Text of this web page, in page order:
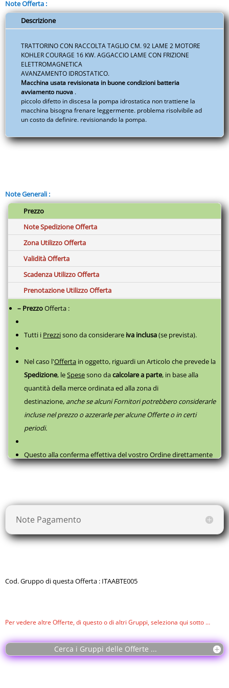
Fai
te
ITAABTE005.S001.A001
quantità
Note Offerta :
Descrizione
TRATTORINO CON RACCOLTA TAGLIO CM. 92 LAME 2 MOTORE
KOHLER COURAGE 16 KW. AGGACCIO LAME CON FRIZIONE
ELETTROMAGNETICA
AVANZAMENTO IDROSTATICO.
Macchina usata revisionata in buone condizioni batteria
avviamento nuova .
piccolo difetto in discesa la pompa idrostatica non trattiene la
macchina bisogna frenare leggermente. problema risolvibile ad
un costo da definire. revisionando la pompa.
Note Generali :
Prezzo
Note Spedizione Offerta
Zona Utilizzo Offerta
Validità Offerta
Scadenza Utilizzo Offerta
Prenotazione Utilizzo Offerta
– PrezzoOfferta :
Tutti i Prezzisono da considerare iva inclusa(se prevista).
Nel caso l'Offerta in oggetto, riguardi un Articolo che prevede la
Spedizione, leSpesesono dacalcolare a parte, in base alla
quantità della merce ordinata ed alla zona di
destinazione, anche se alcuni Fornitori potrebbero considerarle
incluse nel prezzo o azzerarle per alcune Offerte o in certi
periodi.
Questo alla conferma effettiva del vostro Ordine direttamente
con il fornitore, successivamente a questaPrenotazione, come
Note Pagamento
Cod. Gruppo di questa Offerta : ITAABTE005
Per vedere altre Offerte, di questo o di altri Gruppi, seleziona qui sotto …
Cerca i Gruppi delle Offerte ...